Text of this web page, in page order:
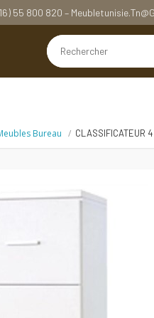
55 800 820 –
Bureau CLASSIFICATEUR 4